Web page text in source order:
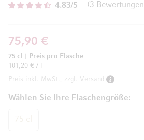
4.83/5 3 Bewertungen
Wählen Sie Ihre Flaschengröße
75,90 €
75 cl
Preis pro Flasche
101,20 € / l
Preis inkl. MwSt., zzgl.
Versand